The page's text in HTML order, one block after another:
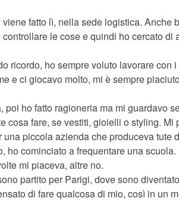
fatto lì, nella sede logistica. Anche
le cose e quindi ho cercato
ricordo, ho sempre voluto lavorare con
e ci giocavo molto, mi è sempre
ho fatto ragioneria ma mi guardavo
fare, se vestiti, gioielli o styling.
piccola azienda che produceva
ho cominciato a frequentare una scuola.
mi piaceva, altre no.
partito per Parigi, dove sono
di fare qualcosa di mio, così in un